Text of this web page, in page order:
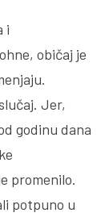
i
običaj je
Jer,
godinu dana
promenilo.
potpuno u